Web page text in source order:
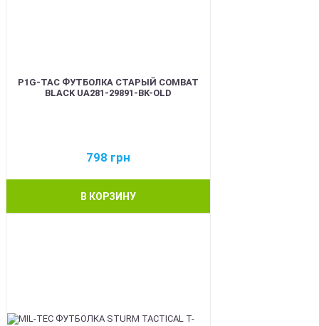
P1G-TAC ФУТБОЛКА СТАРЫЙ COMBAT
BLACK UA281-29891-BK-OLD
798 грн
В КОРЗИНУ